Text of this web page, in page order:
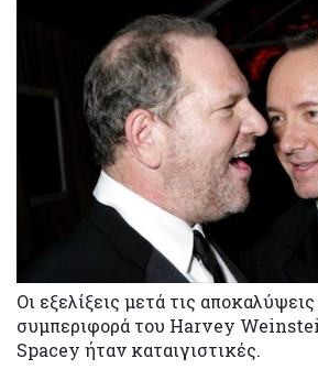
Οι εξελίξεις μετά τις
συμπεριφορά του Harvey
Spacey ήταν καταιγιστικές.